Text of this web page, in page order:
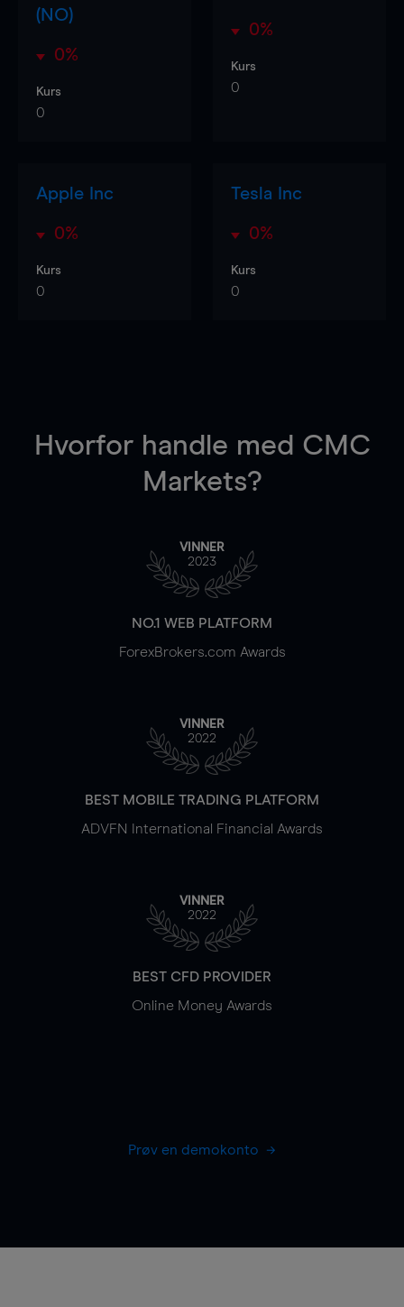
(NO)
0%
Kurs
0
0%
Kurs
0
Apple Inc
0%
Kurs
0
Tesla Inc
0%
Kurs
0
Hvorfor handle med CMC
Markets?
VINNER
2023
NO.1 WEB PLATFORM
ForexBrokers.com Awards
VINNER
2022
BEST MOBILE TRADING PLATFORM
ADVFN International Financial Awards
VINNER
2022
BEST CFD PROVIDER
Online Money Awards
Prøv en demokonto